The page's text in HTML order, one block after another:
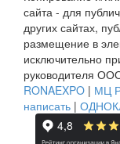
сайта - для
других сайтах,
размещение в
исключительно
руководителя
RONAEXPO | МЦ
написать |